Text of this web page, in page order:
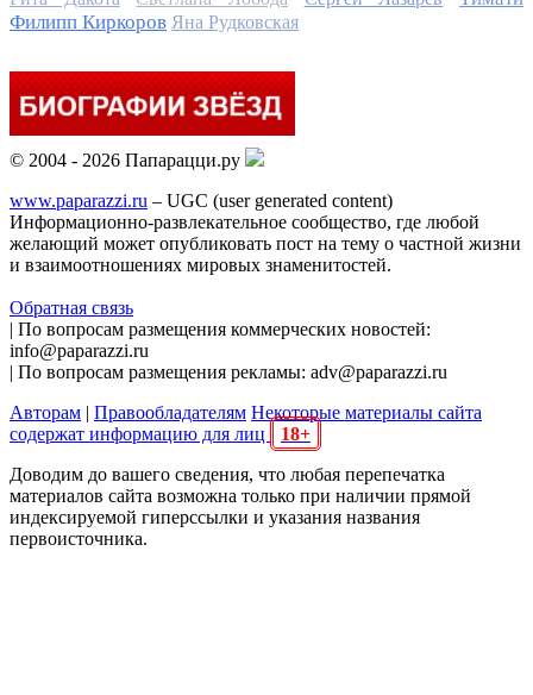
Филипп Киркоров Яна Рудковская
© 2004 - 2026 Папарацци.ру
www.paparazzi.ru – UGC (user generated content)
Информационно-развлекательное сообщество, где любой
желающий может опубликовать пост на тему о частной жизни
и взаимоотношениях мировых знаменитостей.
Обратная связь
| По вопросам размещения коммерческих новостей:
info@paparazzi.ru
| По вопросам размещения рекламы: adv@paparazzi.ru
Авторам | Правообладателям Некоторые материалы сайта
содержат информацию для лиц
18+
Доводим до вашего сведения, что любая перепечатка
материалов сайта возможна только при наличии прямой
индексируемой гиперссылки и указания названия
первоисточника.